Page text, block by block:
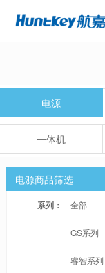
电源
一体机
电源商品筛选
系列： 全部
GS系列
睿智系列